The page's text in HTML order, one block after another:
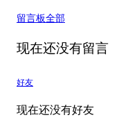
留言板全部
现在还没有留言
好友
现在还没有好友